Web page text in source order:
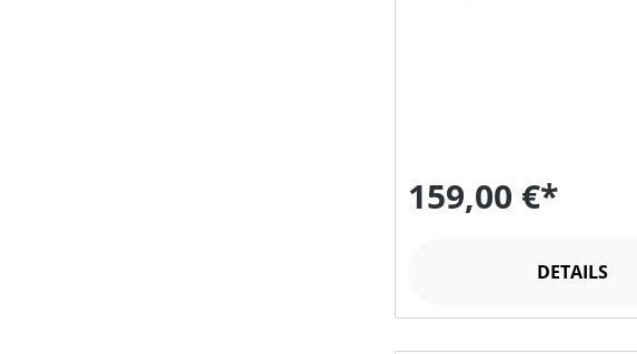
159,00 €*
DETAILS